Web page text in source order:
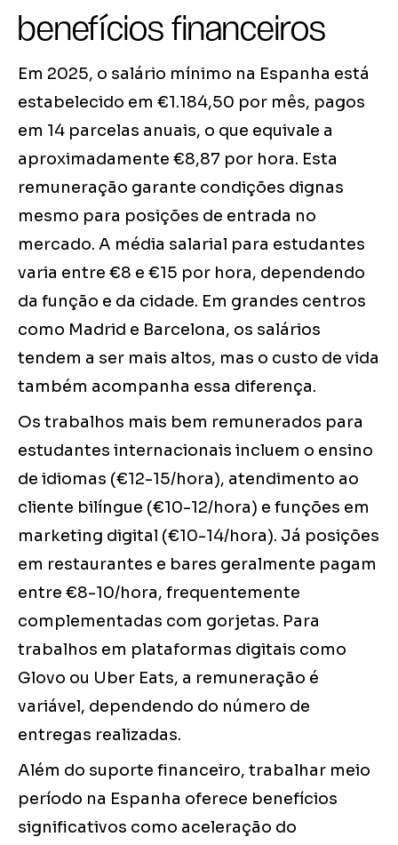
benefícios financeiros
Em 2025, o salário mínimo na Espanha está
estabelecido em €1.184,50 por mês, pagos
em 14 parcelas anuais, o que equivale a
aproximadamente €8,87 por hora. Esta
remuneração garante condições dignas
mesmo para posições de entrada no
mercado. A média salarial para estudantes
varia entre €8 e €15 por hora, dependendo
da função e da cidade. Em grandes centros
como Madrid e Barcelona, os salários
tendem a ser mais altos, mas o custo de vida
também acompanha essa diferença.
Os trabalhos mais bem remunerados para
estudantes internacionais incluem o ensino
de idiomas (€12-15/hora), atendimento ao
cliente bilíngue (€10-12/hora) e funções em
marketing digital (€10-14/hora). Já posições
em restaurantes e bares geralmente pagam
entre €8-10/hora, frequentemente
complementadas com gorjetas. Para
trabalhos em plataformas digitais como
Glovo ou Uber Eats, a remuneração é
variável, dependendo do número de
entregas realizadas.
Além do suporte financeiro, trabalhar meio
período na Espanha oferece benefícios
significativos como aceleração do